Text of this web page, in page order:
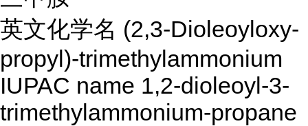
英文化学名 (2,3-Dioleoyloxy-
propyl)-trimethylammonium
IUPAC name 1,2-dioleoyl-3-
trimethylammonium-propane